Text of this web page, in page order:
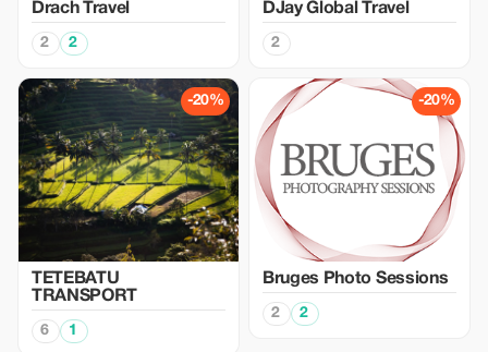
Drach Travel
2 2
DJay Global Travel
2
-20%
TETEBATU
TRANSPORT
6 1
-20%
Bruges Photo Sessions
2 2